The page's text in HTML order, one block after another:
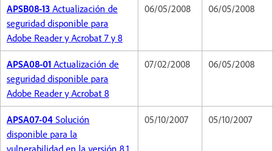
APSB08-13 Actualización de
seguridad disponible para
Adobe Reader y Acrobat 7 y 8
06/05/2008 06/05/2008
APSA08-01 Actualización de
seguridad disponible para
Adobe Reader y Acrobat 8
07/02/2008 06/05/2008
APSA07-04 Solución
disponible para la
vulnerabilidad en la versión 8.1
05/10/2007 05/10/2007